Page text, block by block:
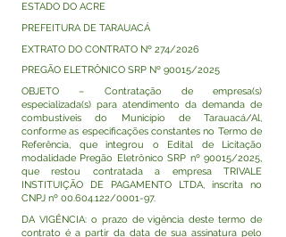
ESTADO DO ACRE
PREFEITURA DE TARAUACÁ
EXTRATO DO CONTRATO Nº 274/2026
PREGÃO ELETRÔNICO SRP Nº 90015/2025
OBJETO – Contratação de empresa(s)
especializada(s) para atendimento da demanda de
combustíveis do Município de Tarauacá/Al,
conforme as especificações constantes no Termo de
Referência, que integrou o Edital de Licitação
modalidade Pregão Eletrônico SRP nº 90015/2025,
que restou contratada a empresa TRIVALE
INSTITUIÇÃO DE PAGAMENTO LTDA, inscrita no
CNPJ nº 00.604.122/0001-97.
DA VIGÊNCIA: o prazo de vigência deste termo de
contrato é a partir da data de sua assinatura pelo